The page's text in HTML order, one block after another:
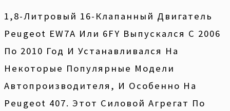
1,8-Литровый 16-Клапанный Двигатель
Peugeot EW7A Или 6FY Выпускался С 2006
По 2010 Год И Устанавливался На
Некоторые Популярные Модели
Автопроизводителя, И Особенно На
Peugeot 407. Этот Силовой Агрегат По